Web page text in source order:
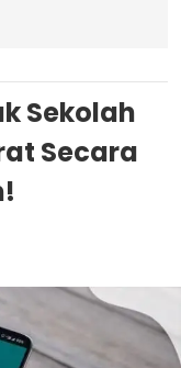
Sekolah
Secara